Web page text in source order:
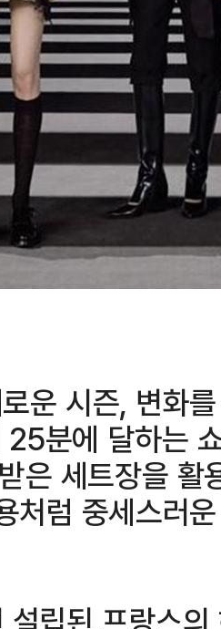
운 시즌, 변화
분에 달하는
은 세트장을
처럼 중세스러
립된 프랑스